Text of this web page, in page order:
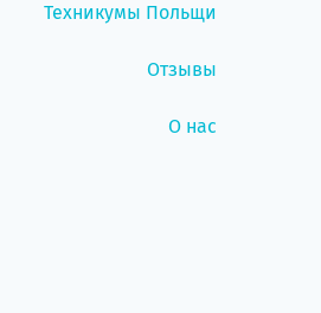
Техникумы Польщи
Отзывы
О нас